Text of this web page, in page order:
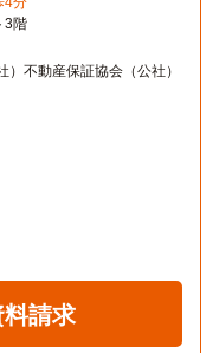
3階
不動産保証協会（公社）
請求